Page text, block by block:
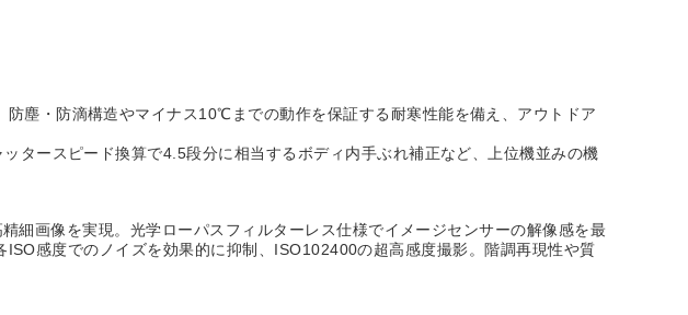
塵・防滴構造やマイナス10℃までの動作を保証する耐寒性能を備え、アウトドア
タースピード換算で4.5段分に相当するボディ内手ぶれ補正など、上位機並みの機
画像を実現。光学ローパスフィルターレス仕様でイメージセンサーの解像感を最
感度でのノイズを効果的に抑制、ISO102400の超高感度撮影。階調再現性や質